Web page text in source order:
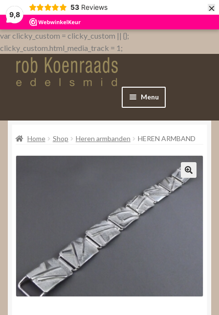
9,8
53 Reviews ×
var clicky_custom = clicky_custom || {};
clicky_custom.html_media_track = 1;
Menu
Home
Home Shop Heren armbanden HEREN ARMBAND